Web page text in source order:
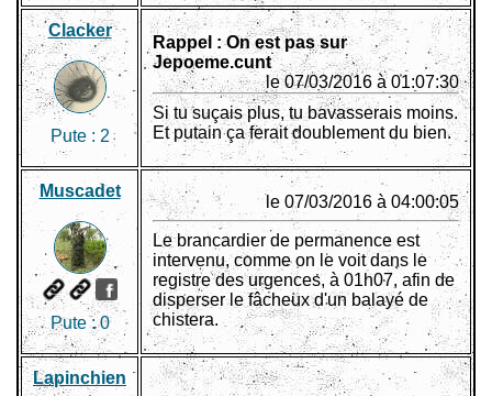
Clacker
Pute : 2
Rappel : On est pas sur
Jepoeme.cunt
le 07/03/2016 à 01:07:30
Si tu suçais plus, tu bavasserais moins.
Et putain ça ferait doublement du bien.
Muscadet
Pute :0
le 07/03/2016 à 04:00:05
Le brancardier de permanence est
intervenu, comme on le voit dans le
registre des urgences, à 01h07, afin de
disperser le fâcheux d'un balayé de
chistera.
Lapinchien